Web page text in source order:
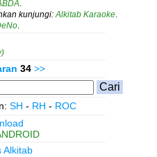
.
kunjungi:Alkitab Karaoke.
.
34 >>
SH - RH - ROC
Alkitab